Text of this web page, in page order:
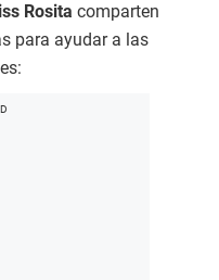
Rosita comparten
para ayudar a las